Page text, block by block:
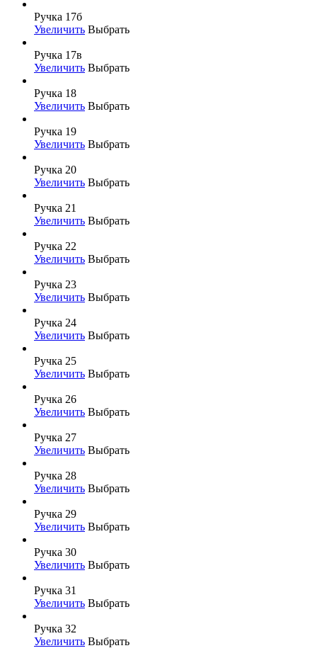
Ручка 17б
Увеличить Выбрать
Ручка 17в
Увеличить Выбрать
Ручка 18
Увеличить Выбрать
Ручка 19
Увеличить Выбрать
Ручка 20
Увеличить Выбрать
Ручка 21
Увеличить Выбрать
Ручка 22
Увеличить Выбрать
Ручка 23
Увеличить Выбрать
Ручка 24
Увеличить Выбрать
Ручка 25
Увеличить Выбрать
Ручка 26
Увеличить Выбрать
Ручка 27
Увеличить Выбрать
Ручка 28
Увеличить Выбрать
Ручка 29
Увеличить Выбрать
Ручка 30
Увеличить Выбрать
Ручка 31
Увеличить Выбрать
Ручка 32
Увеличить Выбрать